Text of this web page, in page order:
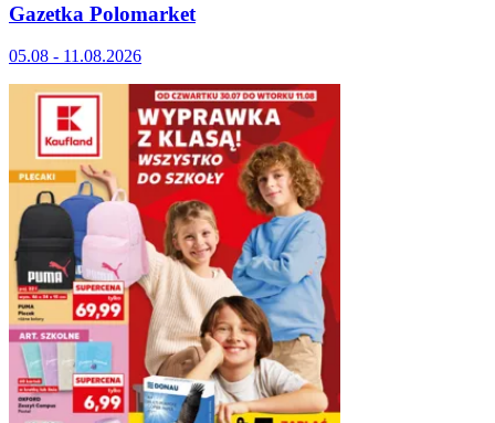
Gazetka Polomarket
05.08 - 11.08.2026